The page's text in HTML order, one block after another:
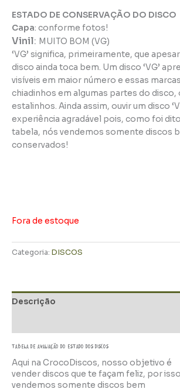
ESTADO DE CONSERVAÇÃO DO DISCO
Capa: conforme fotos!
Vinil: MUITO BOM (VG)
‘VG’ significa, primeiramente, que
disco ainda toca bem. Um disco ‘VG’
visíveis em maior número e essas
chiadinhos em algumas partes do disco,
estalinhos. Ainda assim, ouvir um disco
experiência agradável pois, como foi
tabela, nós vendemos somente discos
conservados!
Fora de estoque
Categoria: DISCOS
Descrição
TABELA DE AVALIAÇÃo do estado dos discos
Aqui na CrocoDiscos, nosso objetivo é
vender discos que te façam feliz, por
vendemos somente discos bem